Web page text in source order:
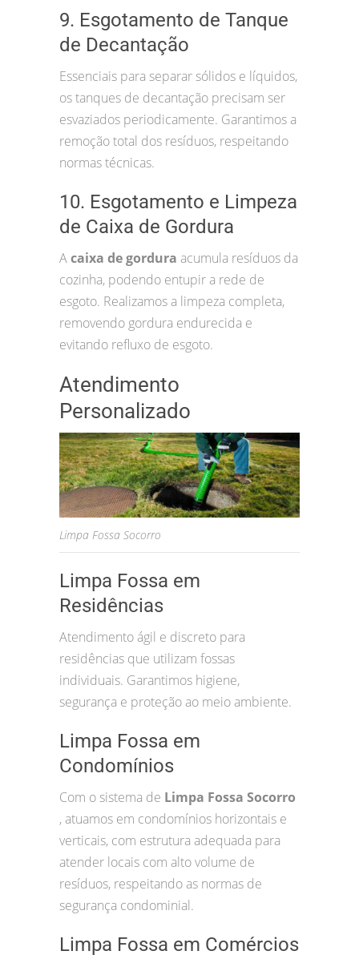
9. Esgotamento de Tanque
de Decantação
Essenciais para separar sólidos e líquidos,
os tanques de decantação precisam ser
esvaziados periodicamente. Garantimos a
remoção total dos resíduos, respeitando
normas técnicas.
10. Esgotamento e Limpeza
de Caixa de Gordura
Acaixa de gordura acumula resíduos da
cozinha, podendo entupir a rede de
esgoto. Realizamos a limpeza completa,
removendo gordura endurecida e
evitando refluxo de esgoto.
Atendimento
Personalizado
Limpa Fossa Socorro
Limpa Fossa em
Residências
Atendimento ágil e discreto para
residências que utilizam fossas
individuais. Garantimos higiene,
segurança e proteção ao meio ambiente.
Limpa Fossa em
Condomínios
Com o sistema de Limpa Fossa Socorro
, atuamos em condomínios horizontais e
verticais, com estrutura adequada para
atender locais com alto volume de
resíduos, respeitando as normas de
segurança condominial.
Limpa Fossa em Comércios